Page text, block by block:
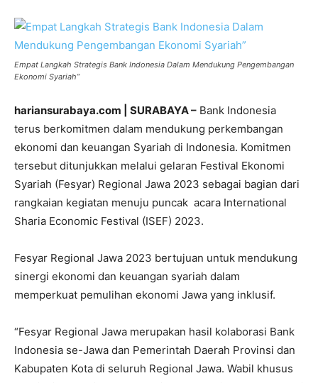
Empat Langkah Strategis Bank Indonesia Dalam Mendukung Pengembangan
Ekonomi Syariah”
hariansurabaya.com | SURABAYA – Bank Indonesia
terus berkomitmen dalam mendukung perkembangan
ekonomi dan keuangan Syariah di Indonesia. Komitmen
tersebut ditunjukkan melalui gelaran Festival Ekonomi
Syariah (Fesyar) Regional Jawa 2023 sebagai bagian dari
rangkaian kegiatan menuju puncak acara International
Sharia Economic Festival (ISEF) 2023.
Fesyar Regional Jawa 2023 bertujuan untuk mendukung
sinergi ekonomi dan keuangan syariah dalam
memperkuat pemulihan ekonomi Jawa yang inklusif.
“Fesyar Regional Jawa merupakan hasil kolaborasi Bank
Indonesia se-Jawa dan Pemerintah Daerah Provinsi dan
Kabupaten Kota di seluruh Regional Jawa. Wabil khusus